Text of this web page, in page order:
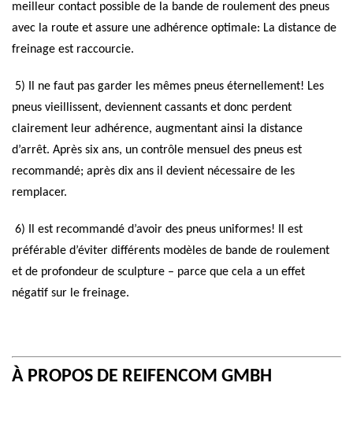
meilleur contact possible de la bande de roulement des pneus
avec la route et assure une adhérence optimale: La distance de
freinage est raccourcie.
5) Il ne faut pas garder les mêmes pneus éternellement! Les
pneus vieillissent, deviennent cassants et donc perdent
clairement leur adhérence, augmentant ainsi la distance
d’arrêt. Après six ans, un contrôle mensuel des pneus est
recommandé; après dix ans il devient nécessaire de les
remplacer.
6) Il est recommandé d’avoir des pneus uniformes! Il est
préférable d’éviter différents modèles de bande de roulement
et de profondeur de sculpture – parce que cela a un effet
négatif sur le freinage.
À PROPOS DE REIFENCOM GMBH